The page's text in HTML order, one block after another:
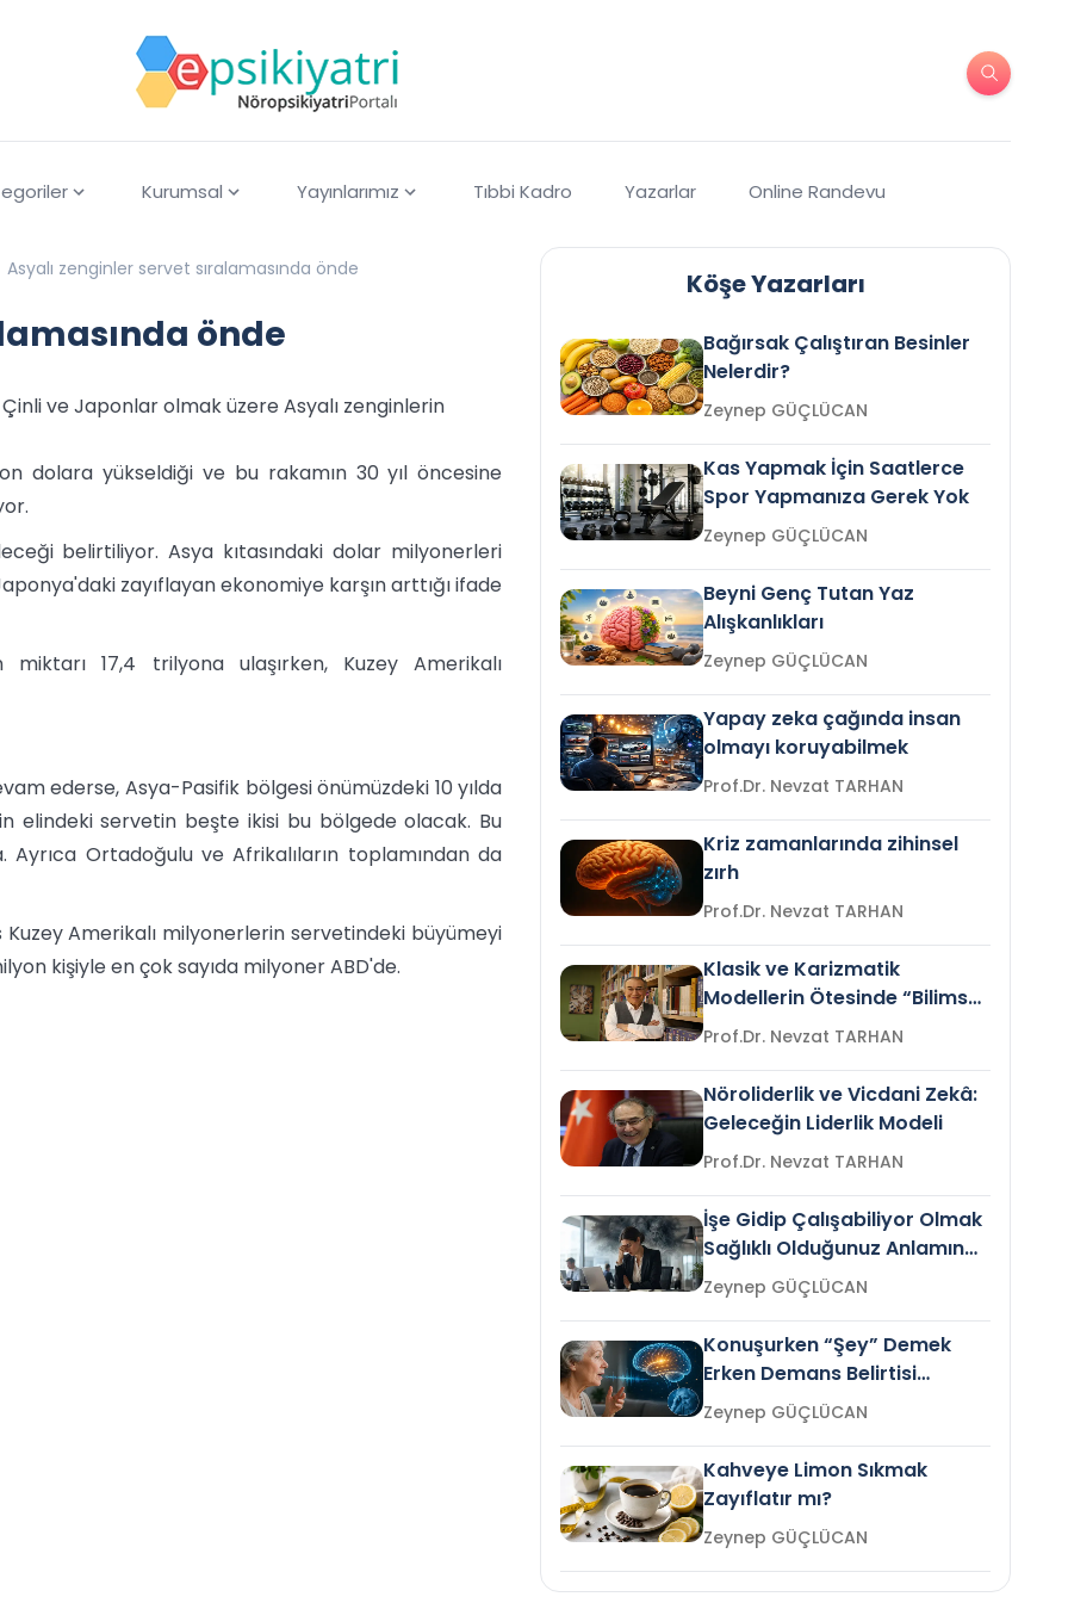
Kurumsal Yayınlarımız Tıbbi Kadro Yazarlar Online Randevu
Asyalı zenginler servet sıralamasında önde
önde
ve Japonlar olmak üzere Asyalı zenginlerin
dolara yükseldiği ve bu rakamın 30 yıl öncesine
belirtiliyor. Asya kıtasındaki dolar milyonerleri
zayıflayan ekonomiye karşın arttığı ifade
17,4 trilyona ulaşırken, Kuzey Amerikalı
ederse, Asya-Pasifik bölgesi önümüzdeki 10 yılda
elindeki servetin beşte ikisi bu bölgede olacak. Bu
Ortadoğulu ve Afrikalıların toplamından da
Amerikalı milyonerlerin servetindeki büyümeyi
kişiyle en çok sayıda milyoner ABD'de.
Köşe Yazarları
Bağırsak Çalıştıran Besinler
Nelerdir?
Zeynep GÜÇLÜCAN
Kas Yapmak İçin Saatlerce
Spor Yapmanıza Gerek Yok
Zeynep GÜÇLÜCAN
Beyni Genç Tutan Yaz
Alışkanlıkları
Zeynep GÜÇLÜCAN
Yapay zeka çağında insan
olmayı koruyabilmek
Prof.Dr. Nevzat TARHAN
Kriz zamanlarında zihinsel
zırh
Prof.Dr. Nevzat TARHAN
Klasik ve Karizmatik
Modellerin Ötesinde “Bilimsel
Liderlik”
Prof.Dr. Nevzat TARHAN
Nöroliderlik ve Vicdani Zekâ:
Geleceğin Liderlik Modeli
Prof.Dr. Nevzat TARHAN
İşe Gidip Çalışabiliyor Olmak
Sağlıklı Olduğunuz Anlamına
Gelir mi?Zeynep GÜÇLÜCAN
Konuşurken “Şey” Demek
Erken Demans Belirtisi
Olabilir mi?Zeynep GÜÇLÜCAN
Kahveye Limon Sıkmak
Zayıflatır mı?
Zeynep GÜÇLÜCAN